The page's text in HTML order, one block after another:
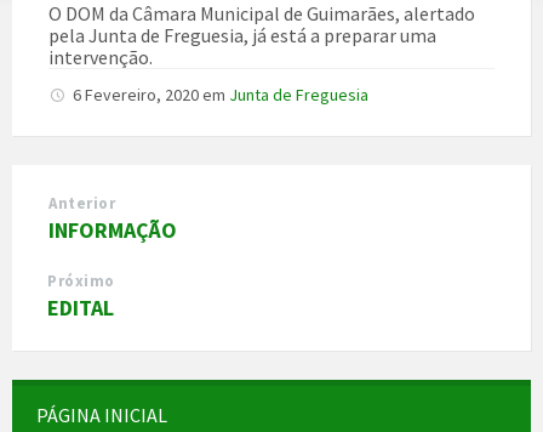
O DOM da Câmara Municipal de Guimarães, alertado
pela Junta de Freguesia, já está a preparar uma
intervenção.
6 Fevereiro, 2020em Junta de Freguesia
Anterior
INFORMAÇÃO
Próximo
EDITAL
PÁGINA INICIAL